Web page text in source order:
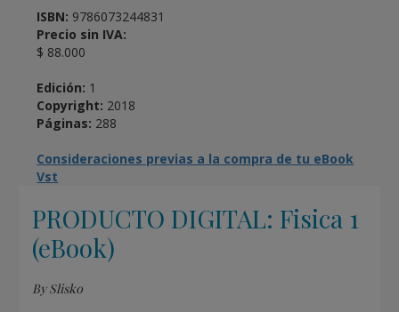
ISBN: 9786073244831
Precio sin IVA:
$ 88.000
Edición: 1
Copyright: 2018
Páginas: 288
Consideraciones previas a la compra de tu eBook
Vst
PRODUCTO DIGITAL: Fisica 1
(eBook)
By Slisko